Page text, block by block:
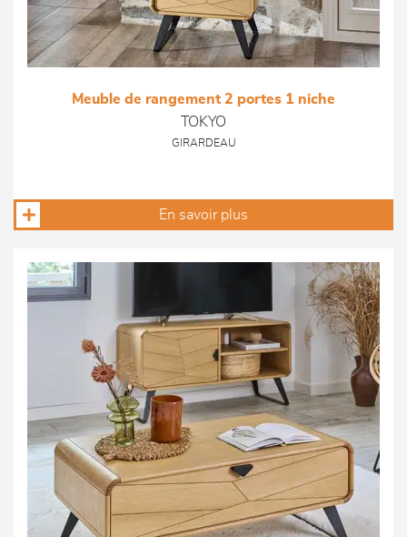
Meuble de rangement 2 portes 1 niche
TOKYO
GIRARDEAU
En savoir plus